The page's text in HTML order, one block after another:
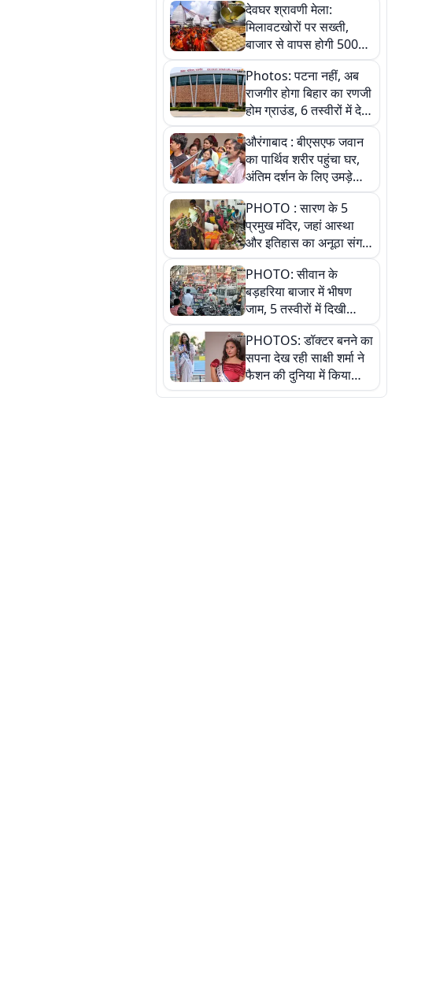
देवघर श्रावणी मेला:
मिलावटखोरों पर सख्ती,
बाजार से वापस होगी 500
किलो संदिग्ध खाद्य सामग्री,
देखें तस्वीरें
Photos: पटना नहीं, अब
राजगीर होगा बिहार का रणजी
होम ग्राउंड, 6 तस्वीरों में देखें
नए स्टेडियम की पूरी कहानी
औरंगाबाद : बीएसएफ जवान
का पार्थिव शरीर पहुंचा घर,
अंतिम दर्शन के लिए उमड़े
लोग
PHOTO : सारण के 5
प्रमुख मंदिर, जहां आस्था
और इतिहास का अनूठा संगम,
तस्वीरों में जानिए
PHOTO: सीवान के
बड़हरिया बाजार में भीषण
जाम, 5 तस्वीरों में दिखी
अव्यवस्था
PHOTOS: डॉक्टर बनने का
सपना देख रही साक्षी शर्मा ने
फैशन की दुनिया में किया
कमाल,जानिए बेगूसराय की